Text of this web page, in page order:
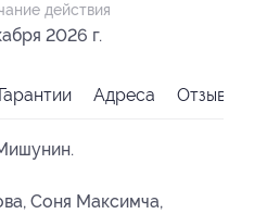
действия
2026 г.
Гарантии Адреса Отзывы
Соня Максимча,